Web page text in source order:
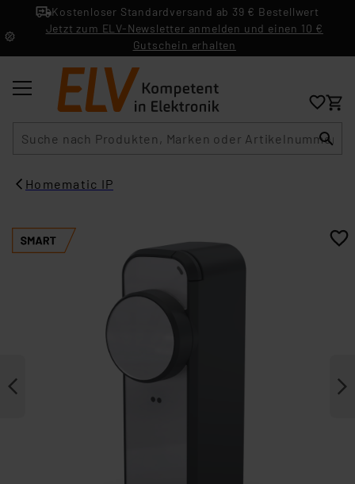
Kostenloser Standardversand ab 39 € Bestellwert
Jetzt zum ELV-Newsletter anmelden und einen 10 €
Gutschein erhalten
Homematic IP